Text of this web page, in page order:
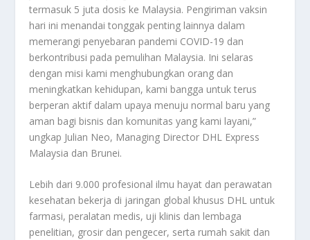
termasuk 5 juta dosis ke Malaysia. Pengiriman vaksin
hari ini menandai tonggak penting lainnya dalam
memerangi penyebaran pandemi COVID-19 dan
berkontribusi pada pemulihan Malaysia. Ini selaras
dengan misi kami menghubungkan orang dan
meningkatkan kehidupan, kami bangga untuk terus
berperan aktif dalam upaya menuju normal baru yang
aman bagi bisnis dan komunitas yang kami layani,”
ungkap Julian Neo, Managing Director DHL Express
Malaysia dan Brunei.
Lebih dari 9.000 profesional ilmu hayat dan perawatan
kesehatan bekerja di jaringan global khusus DHL untuk
farmasi, peralatan medis, uji klinis dan lembaga
penelitian, grosir dan pengecer, serta rumah sakit dan